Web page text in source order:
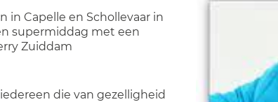
in Capelle en Schollevaar in
supermiddag met een
Zuiddam
die van gezelligheid